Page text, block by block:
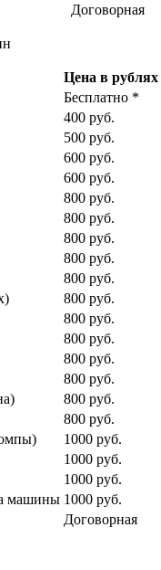
Договорная
Цена в рублях
Бесплатно *
400 руб.
500 руб.
600 руб.
600 руб.
800 руб.
800 руб.
800 руб.
800 руб.
800 руб.
800 руб.
800 руб.
800 руб.
800 руб.
800 руб.
800 руб.
800 руб.
1000 руб.
1000 руб.
1000 руб.
машины 1000 руб.
Договорная